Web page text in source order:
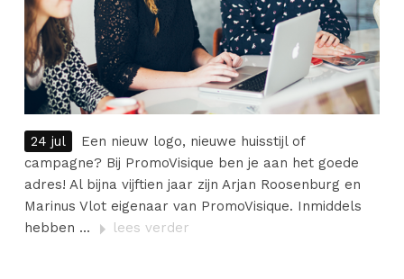
24 jul
Een nieuw logo, nieuwe huisstijl of
campagne? Bij PromoVisique ben je aan het goede
adres! Al bijna vijftien jaar zijn Arjan Roosenburg en
Marinus Vlot eigenaar van PromoVisique. Inmiddels
hebben ...
lees verder